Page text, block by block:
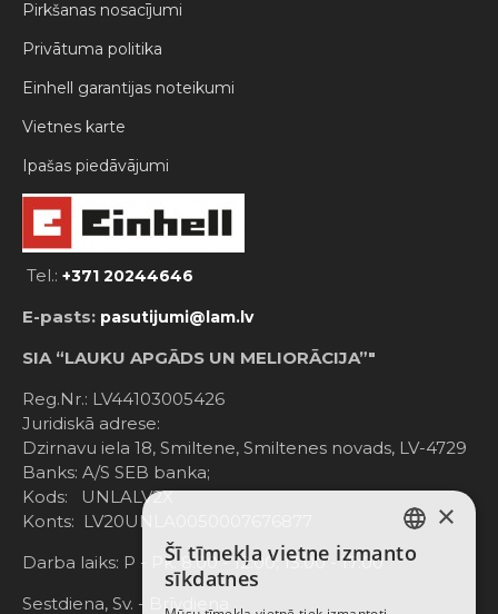
Pirkšanas nosacījumi
Privātuma politika
Einhell garantijas noteikumi
Vietnes karte
Ipašas piedāvājumi
Tel.: +371 20244646
E-pasts: pasutijumi@lam.lv
SIA “LAUKU APGĀDS UN MELIORĀCIJA”"
Reg.Nr.: LV44103005426
Juridiskā adrese:
Dzirnavu iela 18, Smiltene, Smiltenes novads, LV-4729
Banks: A/S SEB banka;
Kods: UNLALV2X
Konts: LV20UNLA0050007676877
Darba laiks: P - Pk. 8:00 - 12:00; 13:00 - 17:00
Sestdiena, Sv. - Brīvdiena
LATVIAN
×
Šī tīmekļa vietne izmanto
sīkdatnes